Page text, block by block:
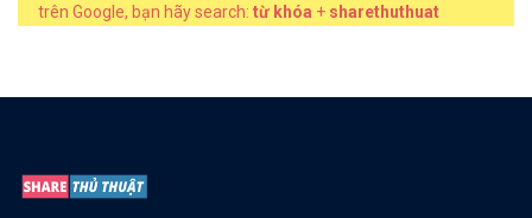
trên Google, bạn hãy search: từ khóa + sharethuthuat